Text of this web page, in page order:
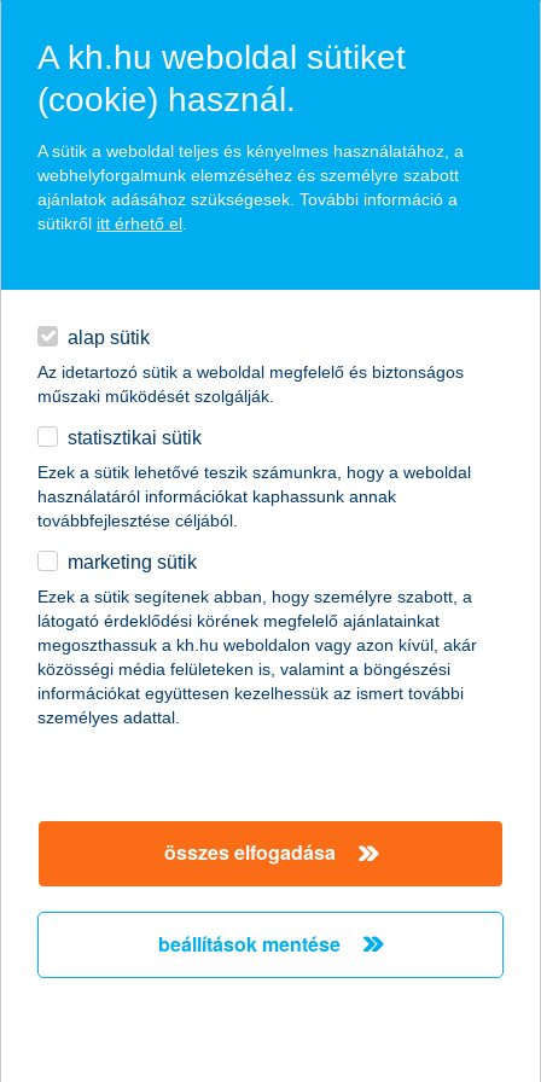
English
hírek és hivatalos
közzétételek
A legjobb kereskedelemfinanszírozási
bank címet kapta a K&H Bank
Magyarországon
A Global Finance magazin ismét a K&H Banknak ítélte a legjobb
kereskedelemfinanszírozási bank címet Magyarországon (Best
Trade Finance Provider in Hungary 2011).
A kh.hu weboldal sütiket
(cookie) használ.
A sütik a weboldal teljes és kényelmes használatához, a
webhelyforgalmunk elemzéséhez és személyre szabott
ajánlatok adásához szükségesek. További információ a
sütikről itt érhető el
alap sütik
Az idetartozó sütik a weboldal megfelelő és biztonságos
műszaki működését szolgálják.
statisztikai sütik
Ezek a sütik lehetővé teszik számunkra, hogy a weboldal
használatáról információkat kaphassunk annak
továbbfejlesztése céljából.
marketing sütik
Ezek a sütik segítenek abban, hogy személyre szabott, a
látogató érdeklődési körének megfelelő ajánlatainkat
megoszthassuk a kh.hu weboldalon vagy azon kívül, akár
közösségi média felületeken is, valamint a böngészési
információkat együttesen kezelhessük az ismert további
személyes adattal.
összes elfogadása
beállítások mentése